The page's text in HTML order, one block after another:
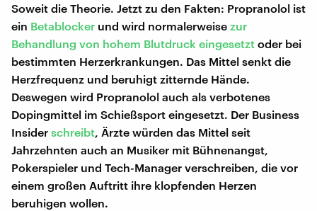
Soweit die Theorie. Jetzt zu den Fakten: Propranolol ist
ein Betablocker und wird normalerweise zur
Behandlung von hohem Blutdruck eingesetzt oder bei
bestimmten Herzerkrankungen. Das Mittel senkt die
Herzfrequenz und beruhigt zitternde Hände.
Deswegen wird Propranolol auch als verbotenes
Dopingmittel im Schießsport eingesetzt. Der Business
Insider schreibt , Ärzte würden das Mittel seit
Jahrzehnten auch an Musiker mit Bühnenangst,
Pokerspieler und Tech-Manager verschreiben, die vor
einem großen Auftritt ihre klopfenden Herzen
beruhigen wollen.